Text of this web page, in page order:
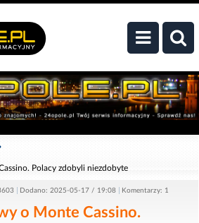
Polacy zdobyli niezdobyte
Dodano: 2025-05-17 / 19:08 Komentarzy: 1
o Monte Cassino.